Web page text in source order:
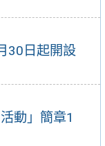
30日起開設
動」簡章1